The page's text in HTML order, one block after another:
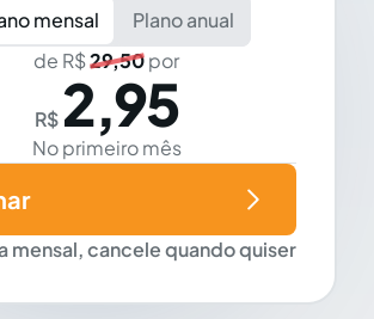
mensal
Plano anual
de R$29,50por
R$ 2,95
No primeiro mês
mensal, cancele quando quiser